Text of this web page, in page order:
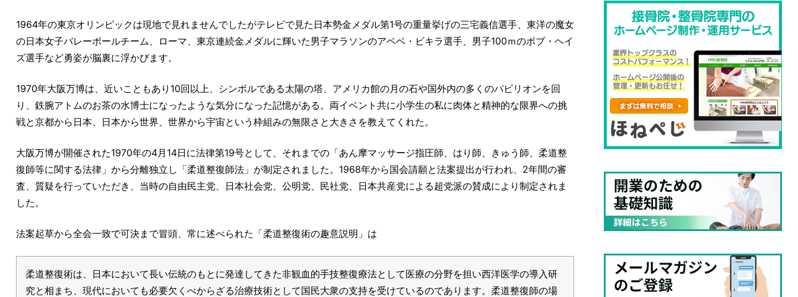
1964年の東京オリンピックは現地で見れませんでしたがテレビで見た日本勢金メダル第1号の重量挙げの三宅義信選手、東洋の魔女
の日本女子バレーボールチーム、ローマ、東京連続金メダルに輝いた男子マラソンのアベベ・ビキラ選手、男子100ｍのボブ・ヘイ
ズ選手など勇姿が脳裏に浮かびます。
1970年大阪万博は、近いこともあり10回以上、シンボルである太陽の塔、アメリカ館の月の石や国外内の多くのパビリオンを回
り、鉄腕アトムのお茶の水博士になったような気分になった記憶がある。両イベント共に小学生の私に肉体と精神的な限界への挑
戦と京都から日本、日本から世界、世界から宇宙という枠組みの無限さと大きさを教えてくれた。
大阪万博が開催された1970年の4月14日に法律第19号として、それまでの「あん摩マッサージ指圧師、はり師、きゅう師、柔道整
復師等に関する法律」から分離独立し「柔道整復師法」が制定されました。1968年から国会請願と法案提出が行われ、2年間の審
査、質疑を行っていただき、当時の自由民主党、日本社会党、公明党、民社党、日本共産党による超党派の賛成により制定されま
した。
法案起草から全会一致で可決まで冒頭、常に述べられた「柔道整復術の趣意説明」は
柔道整復術は、日本において長い伝統のもとに発達してきた非観血的手技整復療法として医療の分野を担い西洋医学の導入研
究と相まち、現代においても必要欠くべからざる治療技術として国民大衆の支持を受けているのであります。柔道整復師の場